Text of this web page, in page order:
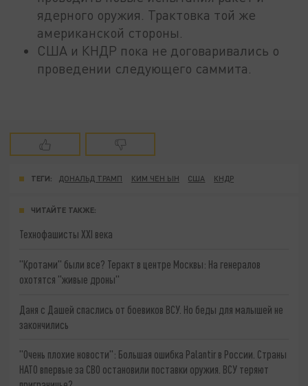
ядерного оружия. Трактовка той же
американской стороны.
США и КНДР пока не договаривались о
проведении следующего саммита.
ТЕГИ: ДОНАЛЬД ТРАМП КИМ ЧЕН ЫН США КНДР
ЧИТАЙТЕ ТАКЖЕ:
Технофашисты XXI века
"Кротами" были все? Теракт в центре Москвы: На генералов
охотятся "живые дроны"
Даня с Дашей спаслись от боевиков ВСУ. Но беды для малышей не
закончились
"Очень плохие новости": Большая ошибка Palantir в России. Страны
НАТО впервые за СВО остановили поставки оружия. ВСУ теряют